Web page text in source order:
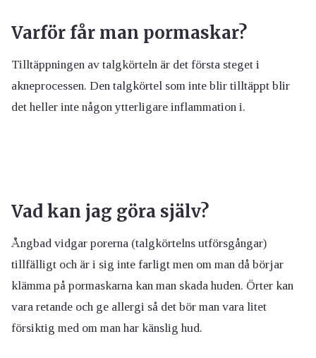
Varför får man pormaskar?
Tilltäppningen av talgkörteln är det första steget i
akneprocessen. Den talgkörtel som inte blir tilltäppt blir
det heller inte någon ytterligare inflammation i.
Vad kan jag göra själv?
Ångbad vidgar porerna (talgkörtelns utförsgångar)
tillfälligt och är i sig inte farligt men om man då börjar
klämma på pormaskarna kan man skada huden. Örter kan
vara retande och ge allergi så det bör man vara litet
försiktig med om man har känslig hud.